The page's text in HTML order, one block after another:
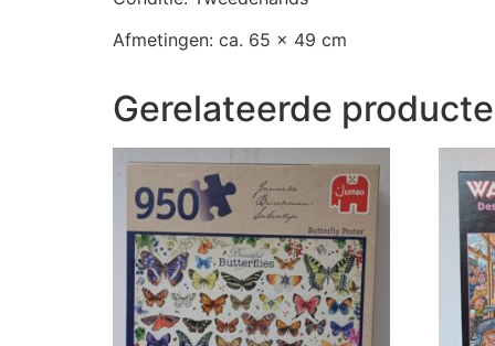
Afmetingen: ca. 65 x 49 cm
Gerelateerde